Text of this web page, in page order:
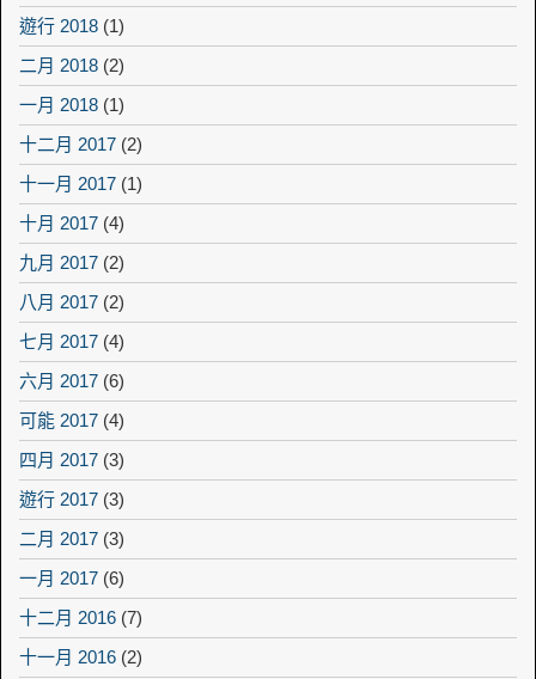
遊行 2018 (1)
二月 2018 (2)
一月 2018 (1)
十二月 2017 (2)
十一月 2017 (1)
十月 2017 (4)
九月 2017 (2)
八月 2017 (2)
七月 2017 (4)
六月 2017 (6)
可能 2017 (4)
四月 2017 (3)
遊行 2017 (3)
二月 2017 (3)
一月 2017 (6)
十二月 2016 (7)
十一月 2016 (2)